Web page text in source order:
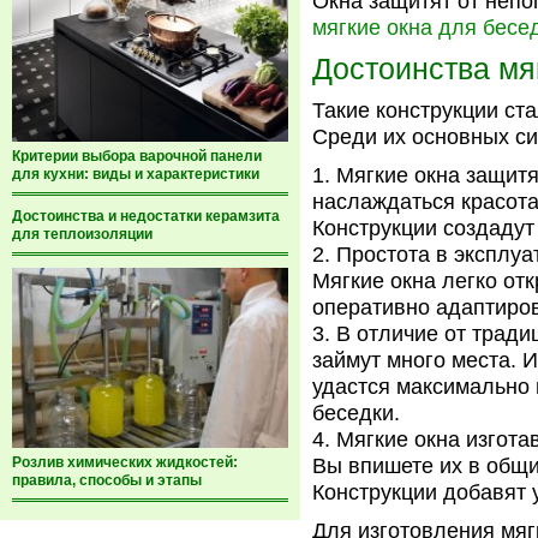
Критерии выбора варочной панели
для кухни: виды и характеристики
Достоинства и недостатки керамзита
для теплоизоляции
Розлив химических жидкостей:
правила, способы и этапы
мягкие окна для
Достоинства
Такие конструкции
Среди их основных
Мягкие окна
наслаждаться
Конструкции
Простота в
Мягкие окна легко
оперативно
В отличие от
займут много места.
удастся
беседки.
Мягкие окна
Вы впишете их в
Конструкции добавят
Для изготовления